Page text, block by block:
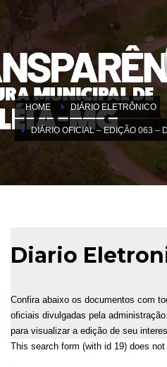
HOME DIÁRIO ELETRÔNICO
DIÁRIO OFICIAL – EDIÇÃO 063 –
Diario
Confira abaixo os documentos com
oficiais divulgadas pela
para visualizar a edição de seu
This search form (with id 19) does